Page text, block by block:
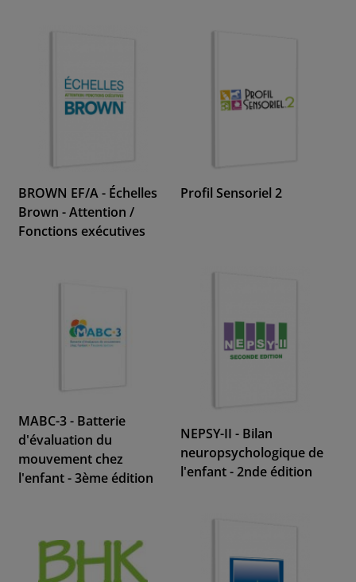
BROWN EF/A - Échelles
Brown - Attention /
Fonctions exécutives
Profil Sensoriel 2
MABC-3 - Batterie
d'évaluation du
mouvement chez
l'enfant - 3ème édition
NEPSY-II - Bilan
neuropsychologique de
l'enfant - 2nde édition